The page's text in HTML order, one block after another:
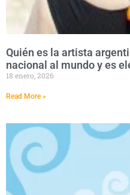
Quién es la artista
nacional al mundo y es
18 enero, 2026
Read More »